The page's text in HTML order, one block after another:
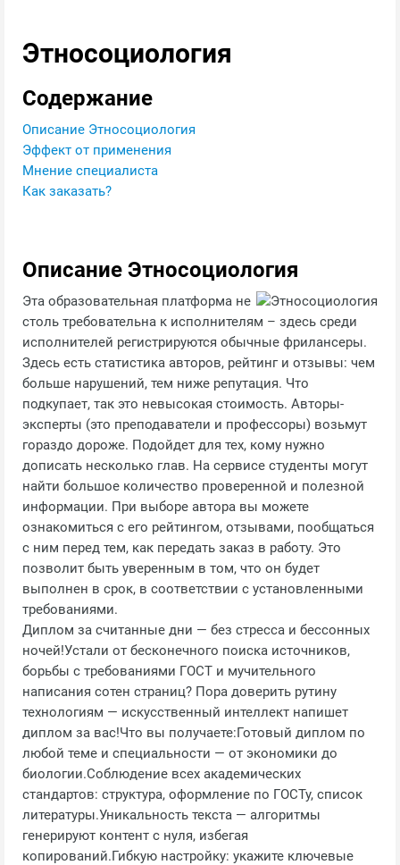
Этносоциология
Содержание
Описание Этносоциология
Эффект от применения
Мнение специалиста
Как заказать?
Описание Этносоциология
Эта образовательная платформа не
столь требовательна к исполнителям – здесь среди
исполнителей регистрируются обычные фрилансеры.
Здесь есть статистика авторов, рейтинг и отзывы: чем
больше нарушений, тем ниже репутация. Что
подкупает, так это невысокая стоимость. Авторы-
эксперты (это преподаватели и профессоры) возьмут
гораздо дороже. Подойдет для тех, кому нужно
дописать несколько глав. На сервисе студенты могут
найти большое количество проверенной и полезной
информации. При выборе автора вы можете
ознакомиться с его рейтингом, отзывами, пообщаться
с ним перед тем, как передать заказ в работу. Это
позволит быть уверенным в том, что он будет
выполнен в срок, в соответствии с установленными
требованиями.
Диплом за считанные дни — без стресса и бессонных
ночей!Устали от бесконечного поиска источников,
борьбы с требованиями ГОСТ и мучительного
написания сотен страниц? Пора доверить рутину
технологиям — искусственный интеллект напишет
диплом за вас!Что вы получаете:Готовый диплом по
любой теме и специальности — от экономики до
биологии.Соблюдение всех академических
стандартов: структура, оформление по ГОСТу, список
литературы.Уникальность текста — алгоритмы
генерируют контент с нуля, избегая
копирований.Гибкую настройку: укажите ключевые